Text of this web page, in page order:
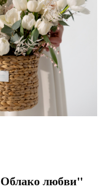
любви"